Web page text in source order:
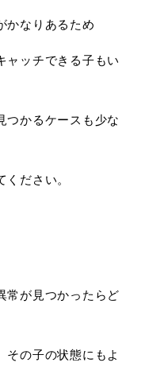
かなりあるため
ャッチできる子もい
つかるケースも少な
ださい。
常が見つかったらど
その子の状態にもよ